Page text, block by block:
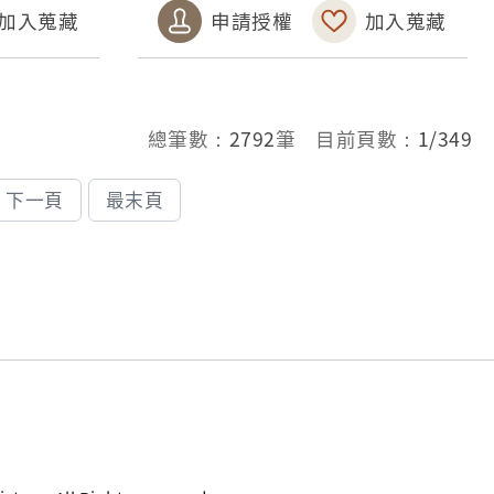
入蒐藏 申請授權 加入蒐藏
總筆數： 2792筆 目前頁數： 1/349
下一頁 最末頁